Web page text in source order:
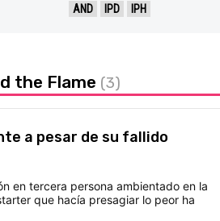
AND IPD IPH
the Flame (3)
a pesar de su fallido
en tercera persona ambientado en la
que hacía presagiar lo peor ha